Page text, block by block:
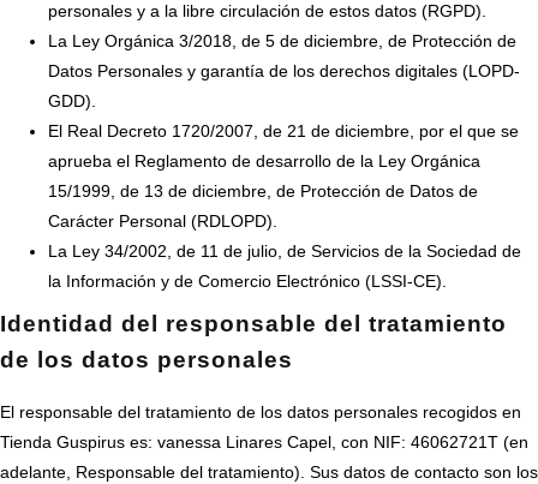
personales y a la libre circulación de estos datos (RGPD).
La Ley Orgánica 3/2018, de 5 de diciembre, de Protección de
Datos Personales y garantía de los derechos digitales (LOPD-
GDD).
El Real Decreto 1720/2007, de 21 de diciembre, por el que se
aprueba el Reglamento de desarrollo de la Ley Orgánica
15/1999, de 13 de diciembre, de Protección de Datos de
Carácter Personal (RDLOPD).
La Ley 34/2002, de 11 de julio, de Servicios de la Sociedad de
la Información y de Comercio Electrónico (LSSI-CE).
Identidad del responsable del tratamiento
de los datos personales
El responsable del tratamiento de los datos personales recogidos en
Tienda Guspirus es: vanessa Linares Capel, con NIF: 46062721T (en
adelante, Responsable del tratamiento). Sus datos de contacto son los